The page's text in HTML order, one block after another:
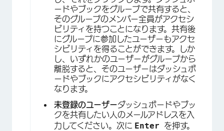
ードやブックをグループで共有すると、
そのグループのメンバー全員がアクセシ
ビリティを持つことになります。共有後
にグループに参加したユーザーもアクセ
シビリティを得ることができます。しか
し、いずれかのユーザーがグループから
離脱すると、そのユーザーはダッシュボ
ードやブックにアクセシビリティがなく
なります。
未登録のユーザーダッシュボードやブッ
クを共有したい人のメールアドレスを入
力してください。次に Enter
を押す。